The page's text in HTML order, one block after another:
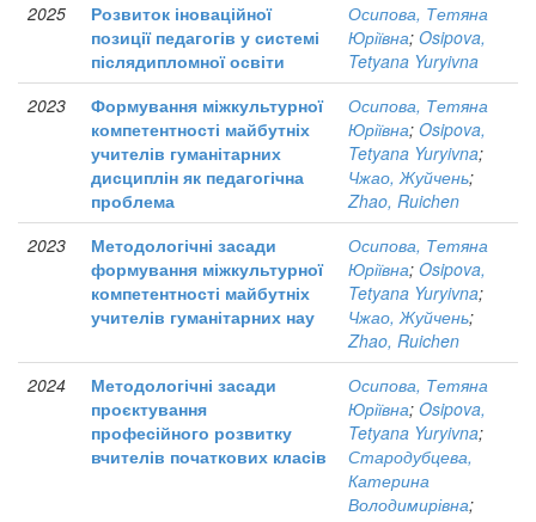
2025
Розвиток іноваційної
позиції педагогів у системі
післядипломної освіти
Осипова, Тетяна
Юріївна; Osipova,
Tetyana Yuryivna
2023
Формування міжкультурної
компетентності майбутніх
учителів гуманітарних
дисциплін як педагогічна
проблема
Осипова, Тетяна
Юріївна; Osipova,
Tetyana Yuryivna;
Чжао, Жуйчень;
Zhao, Ruichen
2023
Методологічні засади
формування міжкультурної
компетентності майбутніх
учителів гуманітарних нау
Осипова, Тетяна
Юріївна; Osipova,
Tetyana Yuryivna;
Чжао, Жуйчень;
Zhao, Ruichen
2024
Методологічні засади
проєктування
професійного розвитку
вчителів початкових класів
Осипова, Тетяна
Юріївна; Osipova,
Tetyana Yuryivna;
Стародубцева,
Катерина
Володимирівна;